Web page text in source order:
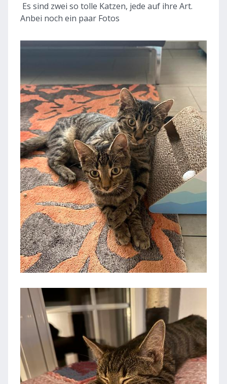
Es sind zwei so tolle Katzen, jede auf ihre Art.
Anbei noch ein paar Fotos